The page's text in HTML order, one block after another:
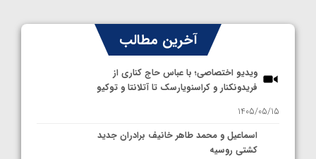
آخرین مطالب
ویدیو اختصاصی؛ با عباس حاج کناری از
فریدونکنار و کراسنویارسک تا آتلانتا و توکیو
1405/05/15
اسماعیل و محمد طاهر خانیف برادران جدید
کشتی روسیه